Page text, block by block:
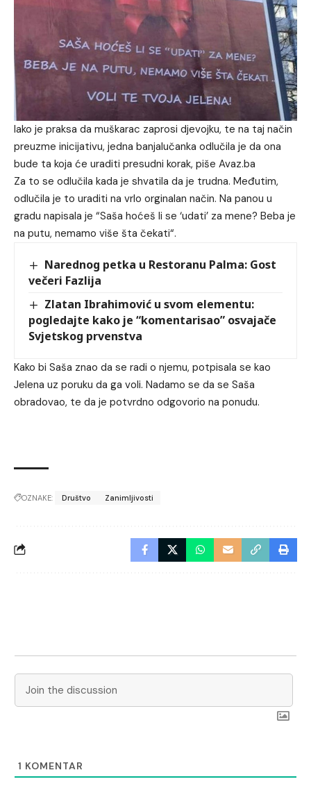
Iako je praksa da muškarac zaprosi djevojku, te na taj način
preuzme inicijativu, jedna banjalučanka odlučila je da ona
bude ta koja će uraditi presudni korak, piše Avaz.ba
Za to se odlučila kada je shvatila da je trudna. Međutim,
odlučila je to uraditi na vrlo orginalan način. Na panou u
gradu napisala je “Saša hoćeš li se ‘udati’ za mene? Beba je
na putu, nemamo više šta čekati“.
Narednog petka u Restoranu Palma: Gost
večeri Fazlija
Zlatan Ibrahimović u svom elementu:
pogledajte kako je “komentarisao” osvajače
Svjetskog prvenstva
Kako bi Saša znao da se radi o njemu, potpisala se kao
Jelena uz poruku da ga voli. Nadamo se da se Saša
obradovao, te da je potvrdno odgovorio na ponudu.
OZNAKE: Društvo Zanimljivosti
1 KOMENTAR